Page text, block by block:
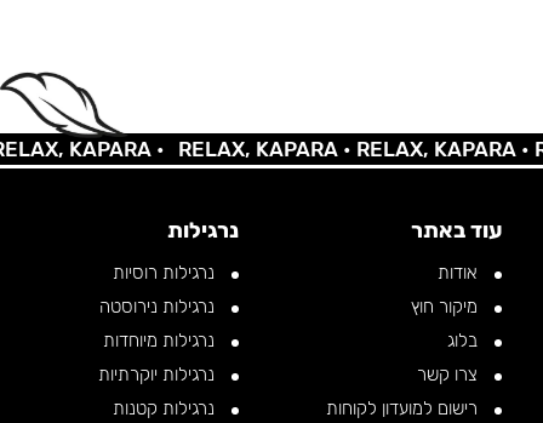
KAPARA • RELAX, KAPARA •RELAX, KAPARA •
עוד באתר
אודות
מיקור חוץ
בלוג
צרו קשר
רישום למועדון לקוחות
נרגילות
נרגילות רוסיות
נרגילות נירוסטה
נרגילות מיוחדות
נרגילות יוקרתיות
נרגילות קטנות